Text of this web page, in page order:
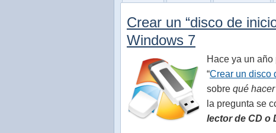
Crear un “disco de
Windows 7
Hace ya un
“Crear un disco
sobre qué
la pregunta se
lector de CD o